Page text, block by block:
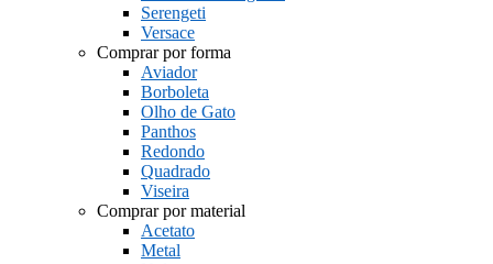
Serengeti
Versace
Comprar por forma
Aviador
Borboleta
Olho de Gato
Panthos
Redondo
Quadrado
Viseira
Comprar por material
Acetato
Metal